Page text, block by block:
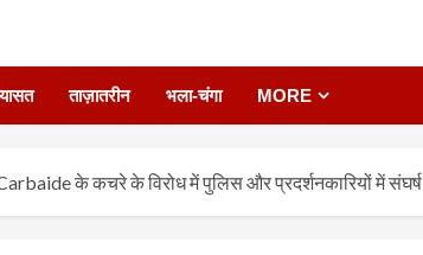
ताज़ातरीन भला-चंगा MORE
के कचरे के विरोध में पुलिस और प्रदर्शनकारियों में संघर्ष